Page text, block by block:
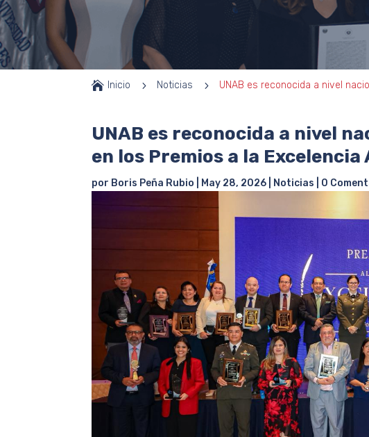
 Inicio 5 Noticias 5 UNAB es reconocida a nivel
UNAB es reconocida a nivel
en los Premios a la
por Boris Peña Rubio May 28, 2026 Noticias 0